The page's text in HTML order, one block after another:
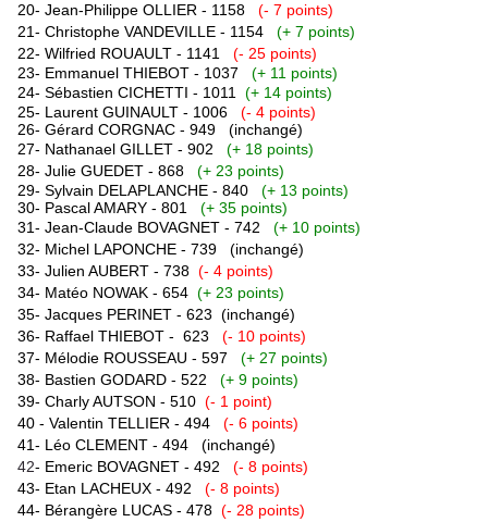
20- Jean-Philippe OLLIER - 1158 (- 7 points)
21- Christophe VANDEVILLE - 1154 (+ 7 points)
22- Wilfried ROUAULT - 1141 (- 25 points)
23- Emmanuel THIEBOT - 1037
(+ 11 points)
24- Sébastien CICHETTI - 1011 (+ 14 points)
25- Laurent GUINAULT - 1006 (- 4 points)
26- Gérard CORGNAC - 949 (inchangé)
27- Nathanael GILLET - 902
(+ 18 points)
28- Julie GUEDET - 868
(+ 23 points)
29- Sylvain DELAPLANCHE - 840 (+ 13 points)
30- Pascal AMARY - 801 (+ 35 points)
31- Jean-Claude BOVAGNET - 742 (+ 10 points)
32- Michel LAPONCHE - 739 (inchangé)
33- Julien AUBERT - 738 (- 4 points)
34- Matéo NOWAK - 654 (+ 23 points)
35- Jacques PERINET - 623 (inchangé)
36- Raffael THIEBOT - 623 (- 10 points)
37- Mélodie ROUSSEAU - 597 (+ 27 points)
38- Bastien GODARD - 522 (+ 9 points)
39- Charly AUTSON - 510 (- 1 point)
40 - Valentin TELLIER - 494
(- 6 points)
41- Léo CLEMENT - 494 (inchangé)
42- Emeric BOVAGNET - 492 (- 8 points)
43- Etan LACHEUX - 492 (- 8 points)
44- Bérangère LUCAS - 478 (- 28 points)